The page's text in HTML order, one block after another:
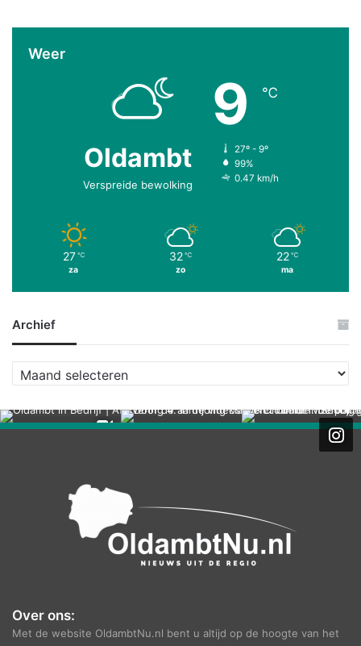
Weer
Oldambt
Verspreide bewolking
9 ℃
27º - 9º
99%
0.47 km/h
27 ℃
za
32 ℃
zo
22 ℃
ma
Archief
r
h
Over ons:
Met de website OldambtNu.nl bent u altijd op de hoogte van het